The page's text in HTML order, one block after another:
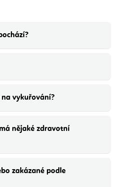
vykuřování?
nějaké zdravotní
zakázané podle